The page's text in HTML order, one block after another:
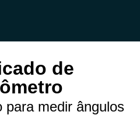
de
para medir ângulos